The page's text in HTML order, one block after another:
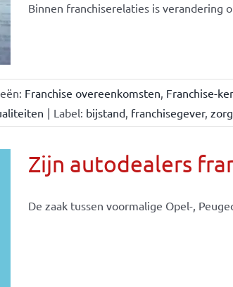
Binnen franchiserelaties is verandering
Franchise overeenkomsten, Franchise-
| Label: bijstand, franchisegever,
Zijn autodealers
De zaak tussen voormalige Opel-,